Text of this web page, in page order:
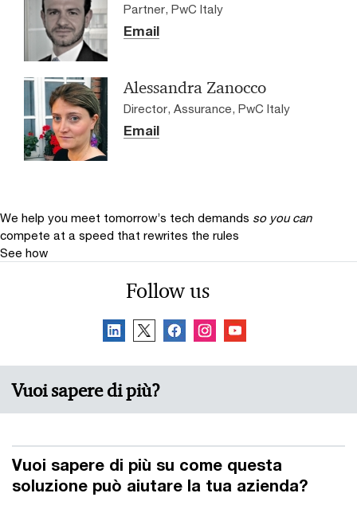
Partner, PwC Italy
Email
Alessandra Zanocco
Director, Assurance, PwC Italy
Email
We help you meet tomorrow’s tech demands so you can
compete at a speed that rewrites the rules
See how
Follow us
Vuoi sapere di più?
Vuoi sapere di più su come questa
soluzione può aiutare la tua azienda?